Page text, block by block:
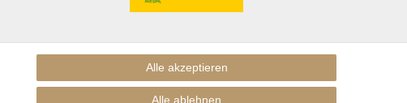
Alle akzeptieren
Alle ablehnen